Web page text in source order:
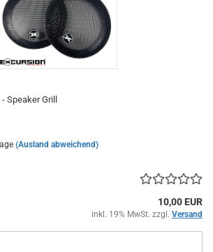
Speaker Grill
(Ausland abweichend)
10,00 EUR
inkl. 19% MwSt. zzgl. Versand